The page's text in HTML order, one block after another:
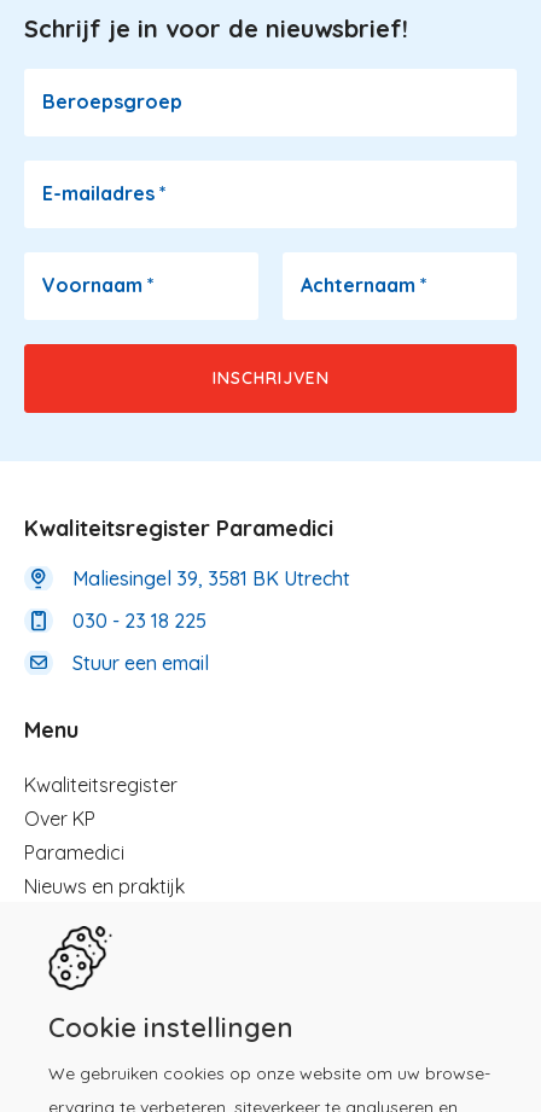
Image
Schrijf je in voor de nieuwsbrief!
Beroepsgroep
E-mailadres *
Voornaam * Achternaam *
Cookie instellingen
We gebruiken cookies op onze website om uw browse-
ervaring te verbeteren, siteverkeer te analyseren en
Kwaliteitsregister Paramedici
Maliesingel 39, 3581 BK Utrecht
030 - 23 18 225
Stuur een email
Menu
Menu
Kwaliteitsregister
Over KP
Paramedici
Nieuws en praktijk
Registreren
Kennisbibliotheek
Herregistratie
Contact